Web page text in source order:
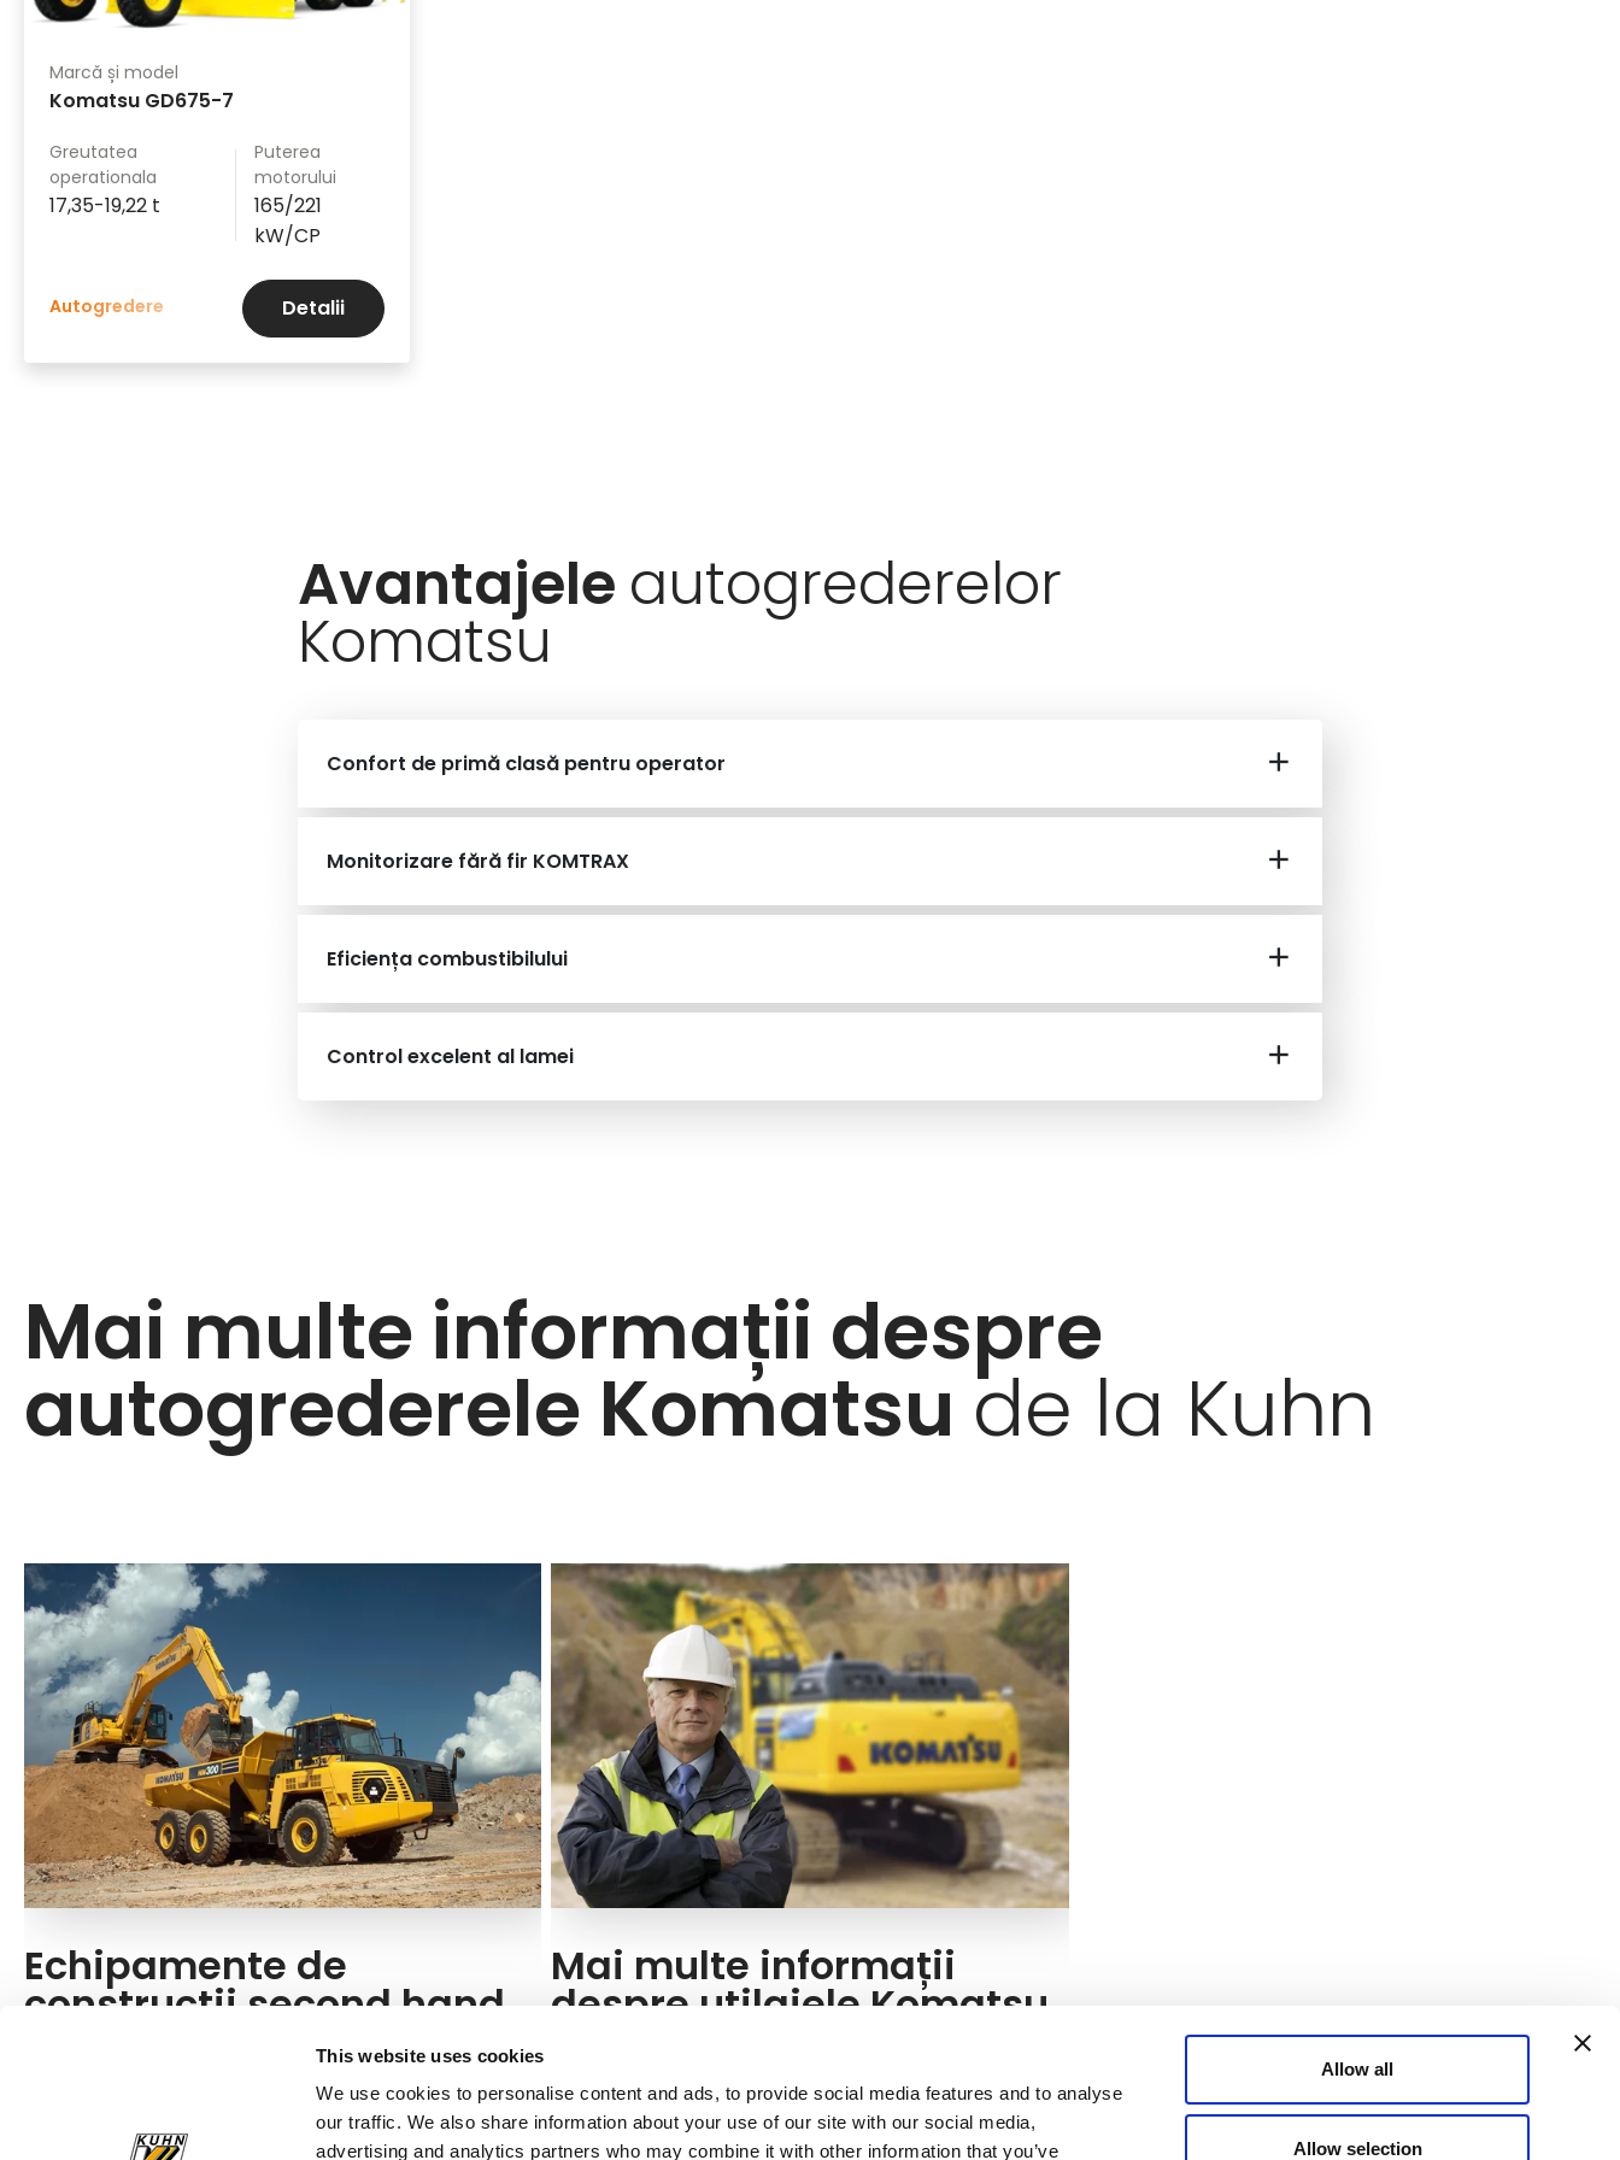
This website uses cookies
We use cookies to personalise content and ads, to provide social media features and to analyse
our traffic. We also share information about your use of our site with our social media,
advertising and analytics partners who may combine it with other information that you’ve
Allow all
Allow selection
Marcă și model
Komatsu GD675-7
Greutatea
operationala
17,35-19,22 t
Puterea
motorului
165/221
kW/CP
Autogredere Detalii
Avantajele autogrederelor
Komatsu
Confort de primă clasă pentru operator
Monitorizare fără fir KOMTRAX
Eficiența combustibilului
Control excelent al lamei
Mai multe informații despre
autogrederele Komatsu de la Kuhn
Echipamente de
construcții second hand
Vă gândiți să cumpărați un utilaj second hand? La
Kuhn, vă oferim echipamente Komatsu second hand
Mai multe informații
despre utilajele Komatsu
despre un anumit model? Nu ezitați să îi întrebați pe
experții noștri!